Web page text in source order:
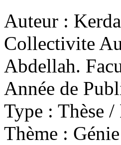
Auteur :
Collectivite
Abdellah.
Année de
Type : Thèse
Thème :